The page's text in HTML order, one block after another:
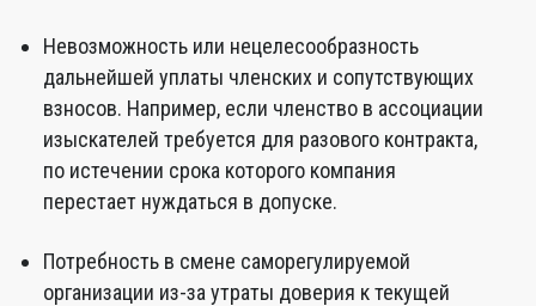
Невозможность или нецелесообразность
дальнейшей уплаты членских и сопутствующих
взносов. Например, если членство в ассоциации
изыскателей требуется для разового контракта,
по истечении срока которого компания
перестает нуждаться в допуске.
Потребность в смене саморегулируемой
организации из-за утраты доверия к текущей